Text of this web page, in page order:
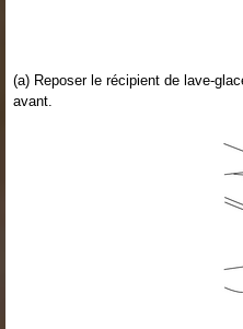
(a) Reposer le récipient de lave-
avant.